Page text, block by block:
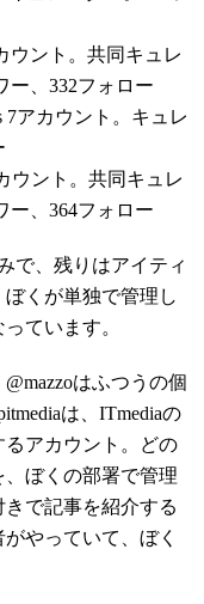
ウント。共同キュレ
ー、332フォロー
7アカウント。キュレ
ウント。共同キュレ
ー、364フォロー
で、残りはアイティ
くが単独で管理し
ています。
はふつうの個
は、ITmediaの
るアカウント。どの
ぼくの部署で管理
で記事を紹介する
やっていて、ぼく